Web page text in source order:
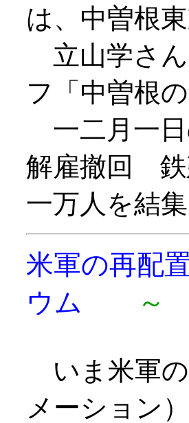
は、中曽根
立山学さん
フ「中曽根
一二月一日
解雇撤回 鉄
一万人を結
米軍の再配
ウム
～
いま米軍の
メーション